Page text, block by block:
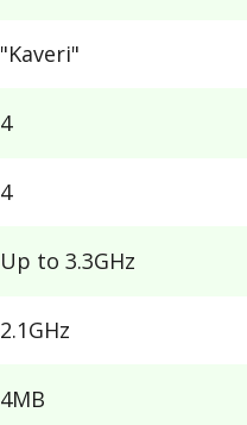
"Kaveri"
4
4
Up to 3.3GHz
2.1GHz
4MB